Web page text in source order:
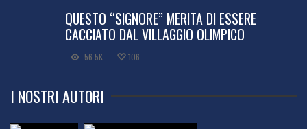
QUESTO “SIGNORE” MERITA DI ESSERE
CACCIATO DAL VILLAGGIO OLIMPICO
56.5K 106
I NOSTRI AUTORI